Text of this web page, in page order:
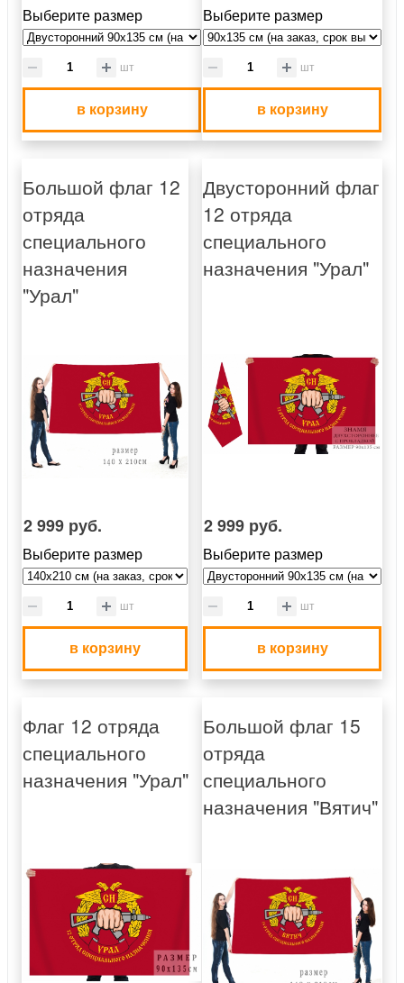
Выберите размер
шт
в корзину
Выберите размер
шт
в корзину
Большой флаг 12
отряда
специального
назначения
"Урал"
2 999 руб.
Выберите размер
шт
в корзину
Двусторонний флаг
12 отряда
специального
назначения "Урал"
2 999 руб.
Выберите размер
шт
в корзину
Флаг 12 отряда
специального
назначения "Урал"
Большой флаг 15
отряда
специального
назначения "Вятич"